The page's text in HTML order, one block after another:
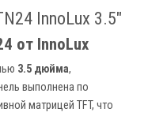
InnoLux 3.5"
от InnoLux
3.5 дюйма,
выполнена по
матрицей TFT, что